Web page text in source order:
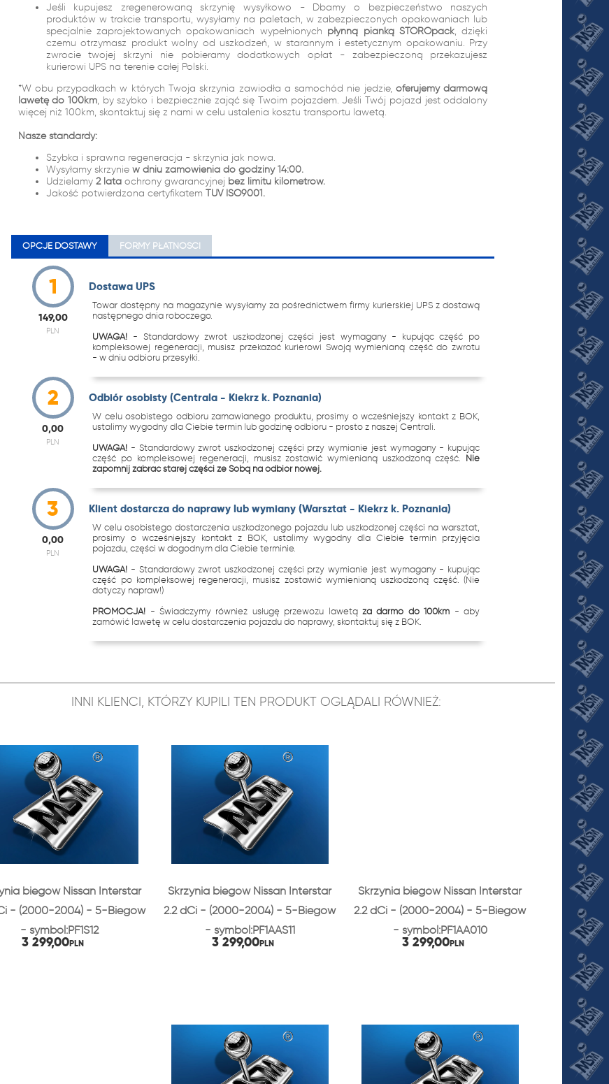
Jeśli kupujesz zregenerowaną skrzynię wysyłkowo - Dbamy o bezpieczeństwo naszych
produktów w trakcie transportu, wysyłamy na paletach, w zabezpieczonych opakowaniach lub
specjalnie zaprojektowanych opakowaniach wypełnionych płynną pianką STOROpack, dzięki
czemu otrzymasz produkt wolny od uszkodzeń, w starannym i estetycznym opakowaniu. Przy
zwrocie twojej skrzyni nie pobieramy dodatkowych opłat - zabezpieczoną przekazujesz
kurierowi UPS na terenie całej Polski.
*W obu przypadkach w których Twoja skrzynia zawiodła a samochód nie jedzie,oferujemy darmową
lawetę do 100km, by szybko i bezpiecznie zająć się Twoim pojazdem. Jeśli Twój pojazd jest oddalony
więcej niż 100km, skontaktuj się z nami w celu ustalenia kosztu transportu lawetą.
Nasze standardy:
Szybka i sprawna regeneracja - skrzynia jak nowa.
Wysyłamy skrzynie w dniu zamówienia do godziny 14:00.
Udzielamy 2 lataochrony gwarancyjnej bez limitu kilometrów.
Jakość potwierdzona certyfikatem TUV ISO9001.
OPCJE DOSTAWY FORMY PŁATNOŚCI
1
149,00
PLN
Dostawa UPS
Towar dostępny na magazynie wysyłamy za pośrednictwem firmy kurierskiej UPS z dostawą
następnego dnia roboczego.
UWAGA! - Standardowy zwrot uszkodzonej części jest wymagany - kupując część po
kompleksowej regeneracji, musisz przekazać kurierowi Swoją wymienianą część do zwrotu
- w dniu odbioru przesyłki.
2
0,00
PLN
Odbiór osobisty (Centrala - Kiekrz k. Poznania)
W celu osobistego odbioru zamawianego produktu, prosimy o wcześniejszy kontakt z BOK,
ustalimy wygodny dla Ciebie termin lub godzinę odbioru - prosto z naszej Centrali.
UWAGA! - Standardowy zwrot uszkodzonej części przy wymianie jest wymagany - kupując
część po kompleksowej regeneracji, musisz zostawić wymienianą uszkodzoną część. Nie
zapomnij zabrać starej części ze Sobą na odbiór nowej.
3
0,00
PLN
Klient dostarcza do naprawy lub wymiany (Warsztat - Kiekrz k. Poznania)
W celu osobistego dostarczenia uszkodzonego pojazdu lub uszkodzonej części na warsztat,
prosimy o wcześniejszy kontakt z BOK, ustalimy wygodny dla Ciebie termin przyjęcia
pojazdu, części w dogodnym dla Ciebie terminie.
UWAGA! - Standardowy zwrot uszkodzonej części przy wymianie jest wymagany - kupując
część po kompleksowej regeneracji, musisz zostawić wymienianą uszkodzoną część. (Nie
dotyczy napraw!)
PROMOCJA! - Świadczymy również usługę przewozu lawetą za darmo do 100km - aby
zamówić lawetę w celu dostarczenia pojazdu do naprawy, skontaktuj się z BOK.
INNI KLIENCI, KTÓRZY KUPILI TEN PRODUKT OGLĄDALI RÓWNIEŻ:
biegów Nissan Interstar
- (2000-2004) - 5-Biegów
- symbol:PF1S12
3 299,00PLN
Skrzynia biegów Nissan Interstar
2.2 dCi - (2000-2004) - 5-Biegów
- symbol:PF1AAS11
3 299,00PLN
Skrzynia biegów Nissan Interstar
2.2 dCi - (2000-2004) - 5-Biegów
- symbol:PF1AA010
3 299,00PLN